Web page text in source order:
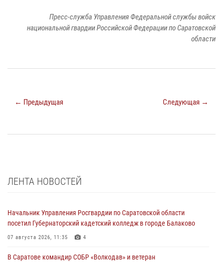
Пресс-служба Управления Федеральной службы войск
национальной гвардии Российской Федерации по Саратовской
области
← Предыдущая Следующая →
ЛЕНТА НОВОСТЕЙ
Начальник Управления Росгвардии по Саратовской области
посетил Губернаторский кадетский колледж в городе Балаково
07 августа 2026, 11:35 4
В Саратове командир СОБР «Волкодав» и ветеран